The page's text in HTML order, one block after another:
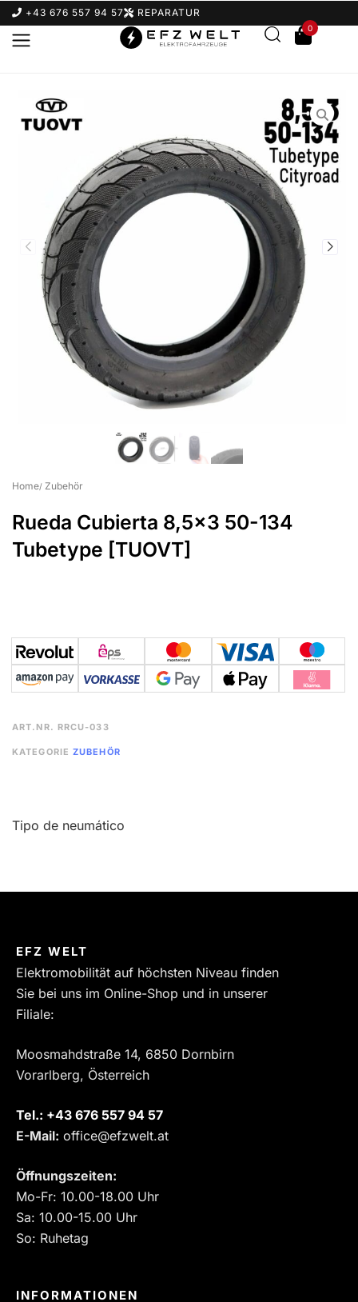
+43 676 557 94 57 REPARATUR
Suchbegriff eingeben & Enter klicken
0
Home Zubehör
Rueda Cubierta 8,5×3 50-134
Tubetype [TUOVT]
ART.NR. RRCU-033
KATEGORIE ZUBEHÖR
Tipo de neumático
EFZ WELT
Elektromobilität auf höchsten Niveau finden
Sie bei uns im Online-Shop und in unserer
Filiale:
Moosmahdstraße 14, 6850 Dornbirn
Vorarlberg, Österreich
Tel.: ‎+43 676 557 94 57
E-Mail: office@efzwelt.at
Öffnungszeiten:
Mo-Fr: 10.00-18.00 Uhr
Sa: 10.00-15.00 Uhr
So: Ruhetag
INFORMATIONEN